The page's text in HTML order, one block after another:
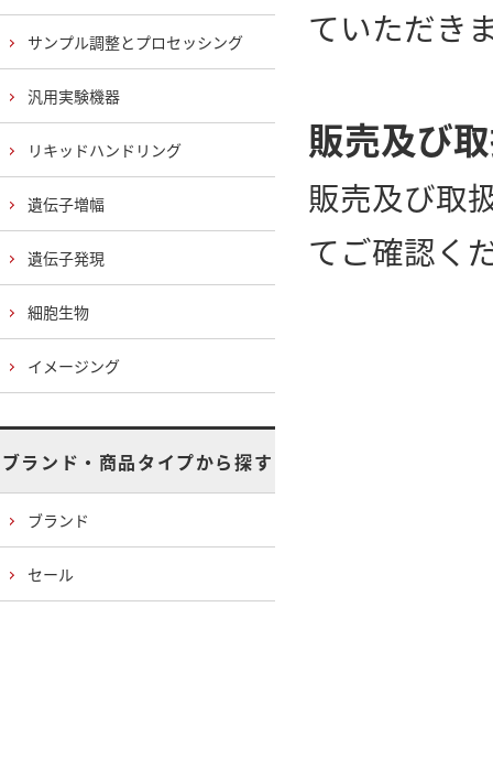
ていただき
販売及び
販売及び取
てご確認く
サンプル調整とプロセッシング
汎用実験機器
リキッドハンドリング
遺伝子増幅
遺伝子発現
細胞生物
イメージング
ブランド・商品タイプから探す
ブランド
セール